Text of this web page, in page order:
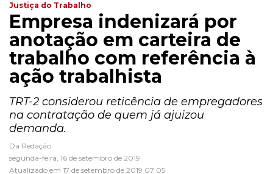
Justiça do Trabalho
Empresa indenizará por
anotação em carteira de
trabalho com referência à
ação trabalhista
TRT-2 considerou reticência de empregadores
na contratação de quem já ajuizou
demanda.
Da Redação
segunda-feira, 16 de setembro de 2019
Atualizado em 17 de setembro de 2019 07:05